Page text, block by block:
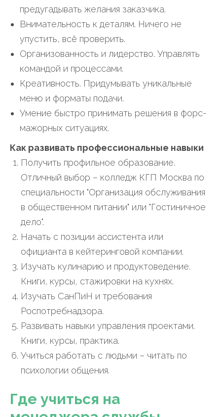
предугадывать желания заказчика.
Внимательность к деталям. Ничего не
упустить, всё проверить.
Организованность и лидерство. Управлять
командой и процессами.
Креативность. Придумывать уникальные
меню и форматы подачи.
Умение быстро принимать решения в форс-
мажорных ситуациях.
Как развивать профессиональные навыки
Получить профильное образование.
Отличный выбор – колледж КГП Москва по
специальности "Организация обслуживания
в общественном питании" или "Гостиничное
дело".
Начать с позиции ассистента или
официанта в кейтеринговой компании.
Изучать кулинарию и продуктоведение.
Книги, курсы, стажировки на кухнях.
Изучать СанПиН и требования
Роспотребнадзора.
Развивать навыки управления проектами.
Книги, курсы, практика.
Учиться работать с людьми – читать по
психологии общения.
Где учиться на